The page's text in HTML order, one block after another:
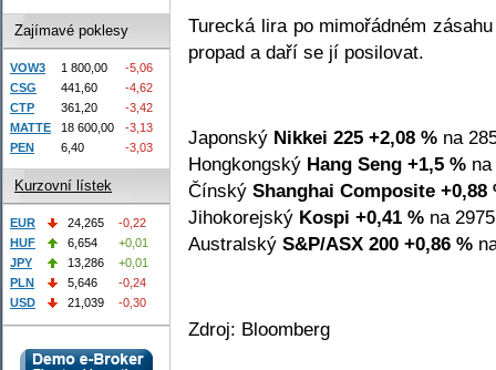
Turecká lira po mimořádném
propad a daří se jí posilovat.
Japonský Nikkei 225 +2,08 % na
Hongkongský Hang Seng +1,5 %
Čínský Shanghai Composite +0,88
Jihokorejský Kospi +0,41 % na
Australský S&P/ASX 200 +0,86 %
Zdroj: Bloomberg
Zajímavé poklesy
VOW3 1 800,00
-5,06
CSG
441,60
-4,62
CTP
361,20
-3,42
MATTE
18 600,00
-3,13
PEN
6,40 -3,03
Kurzovní lístek
EUR 24,265
-0,22
HUF
6,654
+0,01
JPY
13,286
+0,01
PLN
5,646
-0,24
USD
21,039 -0,30